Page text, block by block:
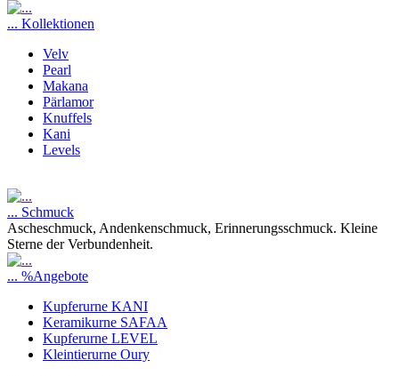
... Kollektionen
Velv
Pearl
Makana
Pärlamor
Knuffels
Kani
Levels
... Schmuck
Ascheschmuck, Andenkenschmuck, Erinnerungsschmuck. Kleine
Sterne der Verbundenheit.
... %Angebote
Kupferurne KANI
Keramikurne SAFAA
Kupferurne LEVEL
Kleintierurne Oury